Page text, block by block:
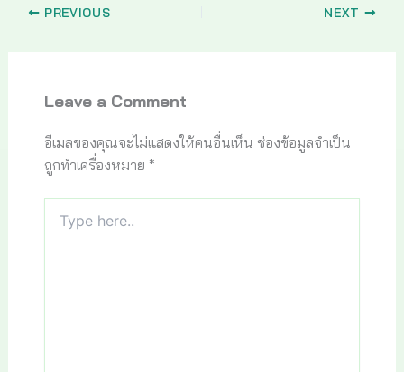
PREVIOUS NEXT
Leave a Comment
อีเมลของคุณจะไม่แสดงให้คนอื่นเห็น ช่องข้อมูลจำเป็น
ถูกทำเครื่องหมาย *
here..